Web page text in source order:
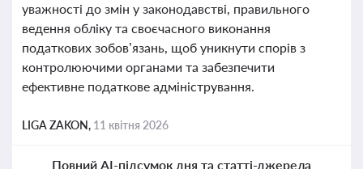
уважності до змін у законодавстві, правильного
ведення обліку та своєчасного виконання
податкових зобов’язань, щоб уникнути спорів з
контролюючими органами та забезпечити
ефективне податкове адміністрування.
LIGA ZAKON, 11 квітня 2026
Повний AI-підсумок дня та статті-джерела